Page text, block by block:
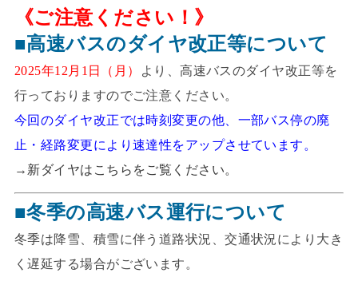
《ご注意ください！》
■高速バスのダイヤ改正等について
2025年12月1日（月）
より、高速バスのダイヤ改正等を
行っておりますのでご注意ください。
今回のダイヤ改正では時刻変更の他、一部バス停の廃
止・経路変更により速達性をアップさせています。
→ 新ダイヤはこちらをご覧ください。
■冬季の高速バス運行について
冬季は降雪、積雪に伴う道路状況、交通状況により大き
く遅延する場合がございます。